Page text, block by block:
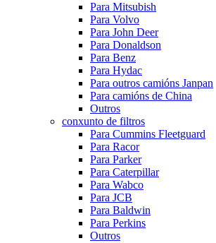
Para Mitsubish
Para Volvo
Para John Deer
Para Donaldson
Para Benz
Para Hydac
Para outros camións Janpan
Para camións de China
Outros
conxunto de filtros
Para Cummins Fleetguard
Para Racor
Para Parker
Para Caterpillar
Para Wabco
Para JCB
Para Baldwin
Para Perkins
Outros